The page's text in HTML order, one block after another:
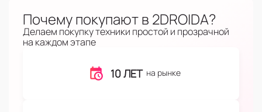
Почему покупают в 2DROIDA?
Делаем покупку техники простой и прозрачной
на каждом этапе
10 ЛЕТ на рынке